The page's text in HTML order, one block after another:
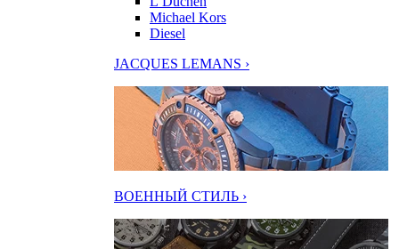
Michael Kors
Diesel
JACQUES LEMANS ›
ВОЕННЫЙ СТИЛЬ ›